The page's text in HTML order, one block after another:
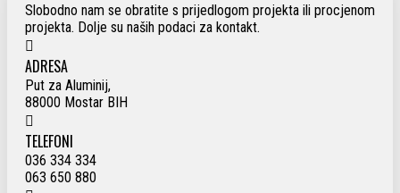
Slobodno nam se obratite s prijedlogom projekta ili procjenom
projekta. Dolje su naših podaci za kontakt.
ADRESA
Put za Aluminij,
88000 Mostar BIH
TELEFONI
036 334 334
063 650 880